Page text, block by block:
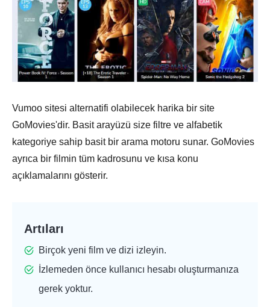
Vumoo sitesi alternatifi olabilecek harika bir site
GoMovies'dir. Basit arayüzü size filtre ve alfabetik
kategoriye sahip basit bir arama motoru sunar. GoMovies
ayrıca bir filmin tüm kadrosunu ve kısa konu
açıklamalarını gösterir.
Artıları
Birçok yeni film ve dizi izleyin.
İzlemeden önce kullanıcı hesabı oluşturmanıza
gerek yoktur.